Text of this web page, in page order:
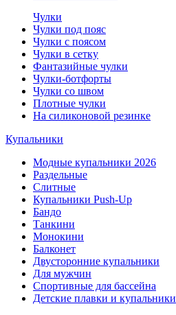
Чулки
Чулки под пояс
Чулки с поясом
Чулки в сетку
Фантазийные чулки
Чулки-ботфорты
Чулки со швом
Плотные чулки
На силиконовой резинке
Купальники
Модные купальники 2026
Раздельные
Слитные
Купальники Push-Up
Бандо
Танкини
Монокини
Балконет
Двусторонние купальники
Для мужчин
Спортивные для бассейна
Детские плавки и купальники